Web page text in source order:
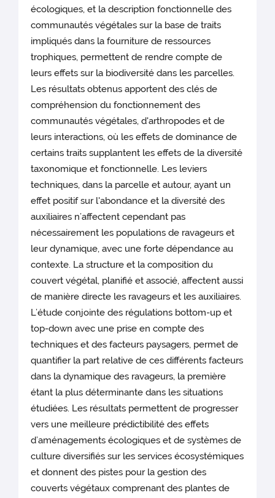
écologiques, et la description fonctionnelle des
communautés végétales sur la base de traits
impliqués dans la fourniture de ressources
trophiques, permettent de rendre compte de
leurs effets sur la biodiversité dans les parcelles.
Les résultats obtenus apportent des clés de
compréhension du fonctionnement des
communautés végétales, d'arthropodes et de
leurs interactions, où les effets de dominance de
certains traits supplantent les effets de la diversité
taxonomique et fonctionnelle. Les leviers
techniques, dans la parcelle et autour, ayant un
effet positif sur l'abondance et la diversité des
auxiliaires n’affectent cependant pas
nécessairement les populations de ravageurs et
leur dynamique, avec une forte dépendance au
contexte. La structure et la composition du
couvert végétal, planifié et associé, affectent aussi
de manière directe les ravageurs et les auxiliaires.
L’étude conjointe des régulations bottom-up et
top-down avec une prise en compte des
techniques et des facteurs paysagers, permet de
quantifier la part relative de ces différents facteurs
dans la dynamique des ravageurs, la première
étant la plus déterminante dans les situations
étudiées. Les résultats permettent de progresser
vers une meilleure prédictibilité des effets
d’aménagements écologiques et de systèmes de
culture diversifiés sur les services écosystémiques
et donnent des pistes pour la gestion des
couverts végétaux comprenant des plantes de